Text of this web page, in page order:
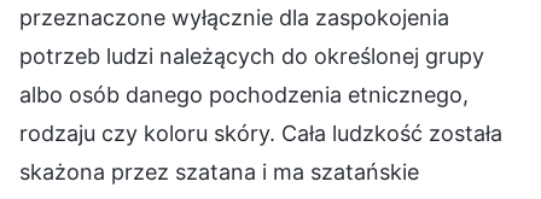
przeznaczone wyłącznie dla zaspokojenia
potrzeb ludzi należących do określonej grupy
albo osób danego pochodzenia etnicznego,
rodzaju czy koloru skóry. Cała ludzkość została
skażona przez szatana i ma szatańskie